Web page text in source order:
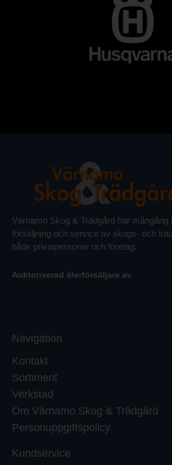
Värnamo Skog & Trädgård har mångårig
försäljning och service av skogs- och
både privatpersoner och företag.
Auktoriserad återförsäljare av
Navigation
Kontakt
Sortiment
Verkstad
Om Värnamo Skog & Trädgård
Personuppgiftspolicy
Kundservice